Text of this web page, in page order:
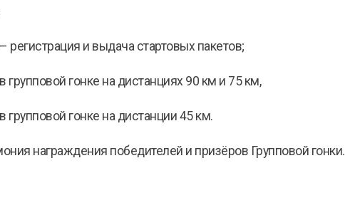
регистрация и выдача стартовых пакетов;
групповой гонке на дистанциях 90 км и 75 км,
групповой гонке на дистанции 45 км.
награждения победителей и призёров Групповой гонки.